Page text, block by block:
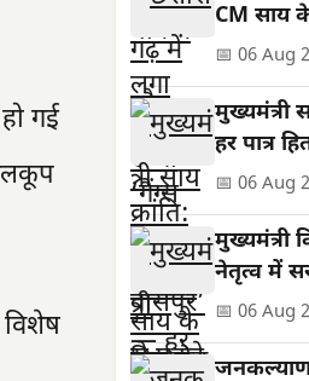
गई
CM साय
तस्वीर
📅 06 Aug
हर पात्र
शासन की
📅 06 Aug
मुख्यमंत्री
नेतृत्व में
सेवाओं को
📅 06 Aug